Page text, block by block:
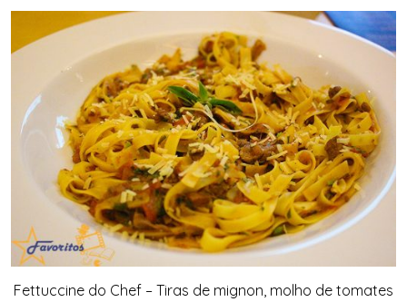
Fettuccine do Chef – Tiras de mignon, molho de tomates